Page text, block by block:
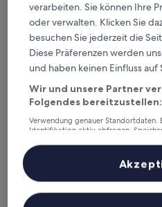
7.4
von
10,
Gut,
(36
Bewertungen)
7,4/10 Gut (36 Bewertungen)
a&o Berlin Kolumbus
verarbeiten. Sie können Ihre
oder verwalten. Klicken Sie
besuchen Sie jederzeit die
Diese Präferenzen werden
und haben keinen Einfluss auf
Wir und unsere Partner
Folgendes bereitzustellen:
Verwendung genauer Standortdaten.
Identifikation aktiv abfragen.
Inhalte, Messung von Werbeleistung
Zielgruppenforschung sowie
Liste der Partner (Lieferanten)